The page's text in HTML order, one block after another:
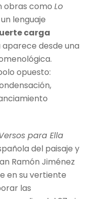
obras comoLo
lenguaje
carga
desde una
opuesto:
para Ella
del paisaje y
Ramón Jiménez
en su vertiente
las